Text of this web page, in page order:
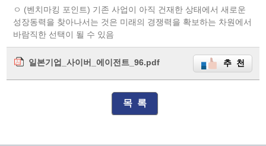
ㅇ (벤치마킹 포인트) 기존 사업이 아직 건재한 상태에서 새로운
성장동력을 찾아나서는 것은 미래의 경쟁력을 확보하는 차원에서
바람직한 선택이 될 수 있음
일본기업_사이버_에이전트_96.pdf 추 천
목 록